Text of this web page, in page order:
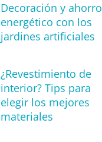
Decoración y ahorro
energético con los
jardines artificiales
¿Revestimiento de
interior? Tips para
elegir los mejores
materiales